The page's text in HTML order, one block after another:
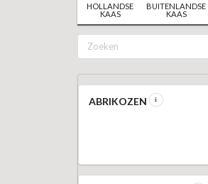
HOLLANDSE
KAAS
BUITENLANDSE
KAAS
ABRIKOZEN